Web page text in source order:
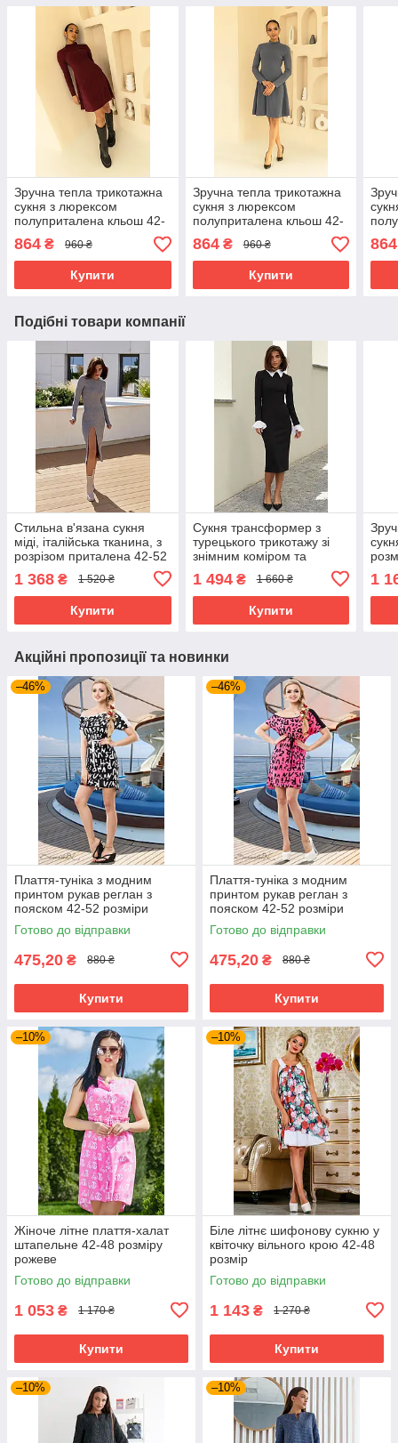
Зручна тепла трикотажна
сукня з люрексом
полуприталена кльош 42-
52 розміри різні кольори
марсалова
864 ₴ 960 ₴
Купити
Зручна тепла трикотажна
сукня з люрексом
полуприталена кльош 42-
52 розміри різні кольори
сіра
864₴ 960 ₴
Купити
52
864
Подібні товари компанії
Стильна в'язана сукня
міді, італійська тканина, з
розрізом приталена 42-52
розміри різні кольори сіра
1 368 ₴ 1 520 ₴
Купити
Сукня трансформер з
турецького трикотажу зі
знімним коміром та
рукавами 42-52 розміри
різні кольори чорна
1 494₴ 1 660 ₴
Купити
1
Акційні пропозиції та новинки
–46%
Плаття-туніка з модним
принтом рукав реглан з
пояском 42-52 розміри
Готово до відправки
475,20 ₴ 880 ₴
Купити
–46%
Плаття-туніка з модним
принтом рукав реглан з
пояском 42-52 розміри
Готово до відправки
475,20 ₴ 880 ₴
Купити
–10%
Жіноче літне плаття-халат
штапельне 42-48 розміру
рожеве
Готово до відправки
1 053 ₴ 1 170 ₴
Купити
–10%
Біле літнє шифонову сукню у
квіточку вільного крою 42-48
розмір
Готово до відправки
1 143 ₴ 1 270 ₴
Купити
–10% –10%